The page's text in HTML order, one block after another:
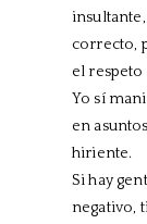
correcto,
el respeto
Yo sí
en
hiriente.
Si hay
negativo,